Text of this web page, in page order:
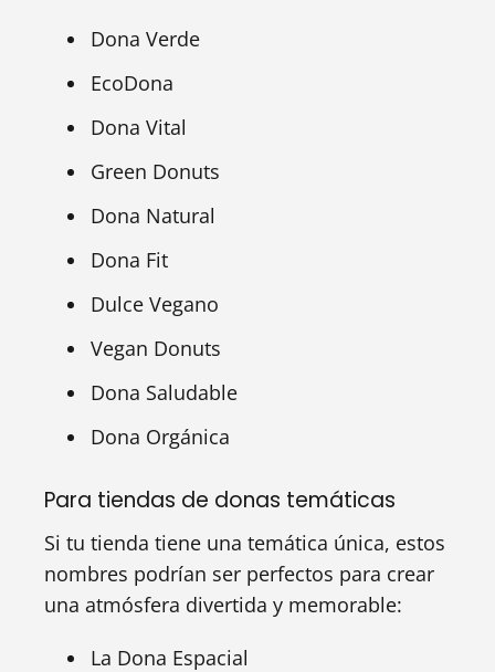
Dona Verde
EcoDona
Dona Vital
Green Donuts
Dona Natural
Dona Fit
Dulce Vegano
Vegan Donuts
Dona Saludable
Dona Orgánica
Para tiendas de donas temáticas
Si tu tienda tiene una temática única, estos
nombres podrían ser perfectos para crear
una atmósfera divertida y memorable:
La Dona Espacial